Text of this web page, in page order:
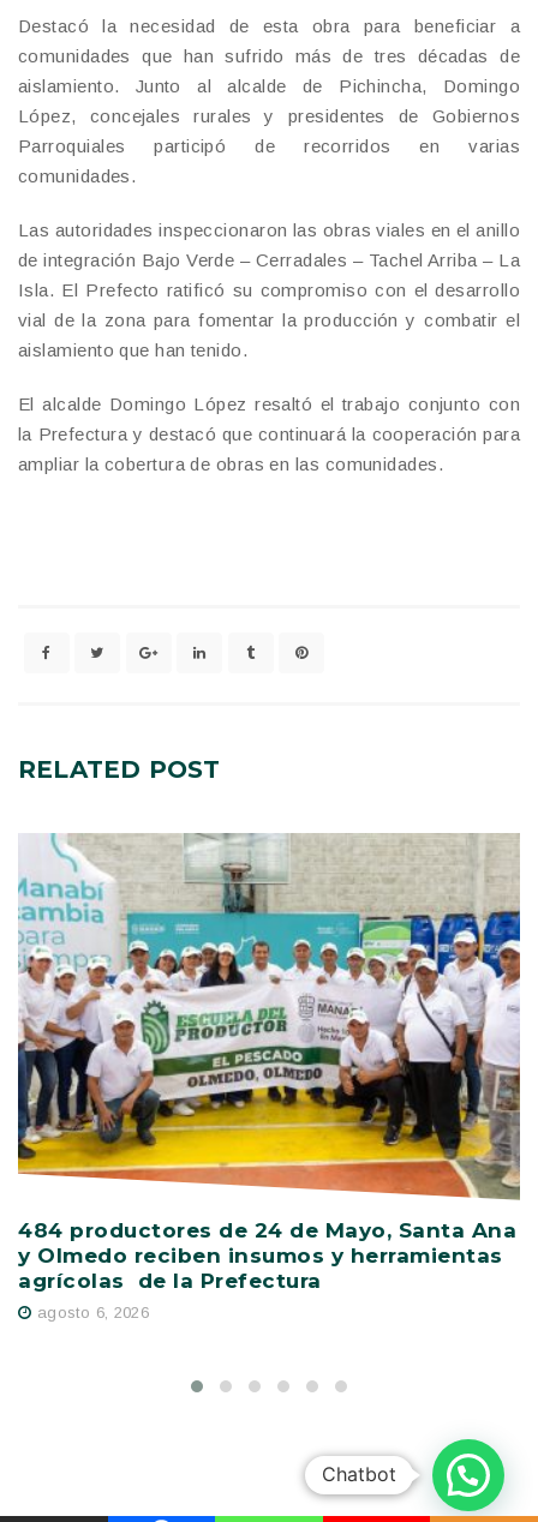
Destacó la necesidad de esta obra para beneficiar a
comunidades que han sufrido más de tres décadas de
aislamiento. Junto al alcalde de Pichincha, Domingo
López, concejales rurales y presidentes de Gobiernos
Parroquiales participó de recorridos en varias
comunidades.
Las autoridades inspeccionaron las obras viales en el anillo
de integración Bajo Verde – Cerradales – Tachel Arriba – La
Isla. El Prefecto ratificó su compromiso con el desarrollo
vial de la zona para fomentar la producción y combatir el
aislamiento que han tenido.
El alcalde Domingo López resaltó el trabajo conjunto con
la Prefectura y destacó que continuará la cooperación para
ampliar la cobertura de obras en las comunidades.
RELATED POST
484 productores de 24 de Mayo, Santa Ana
y Olmedo reciben insumos y herramientas
agrícolas de la Prefectura
agosto 6, 2026
Chatbot